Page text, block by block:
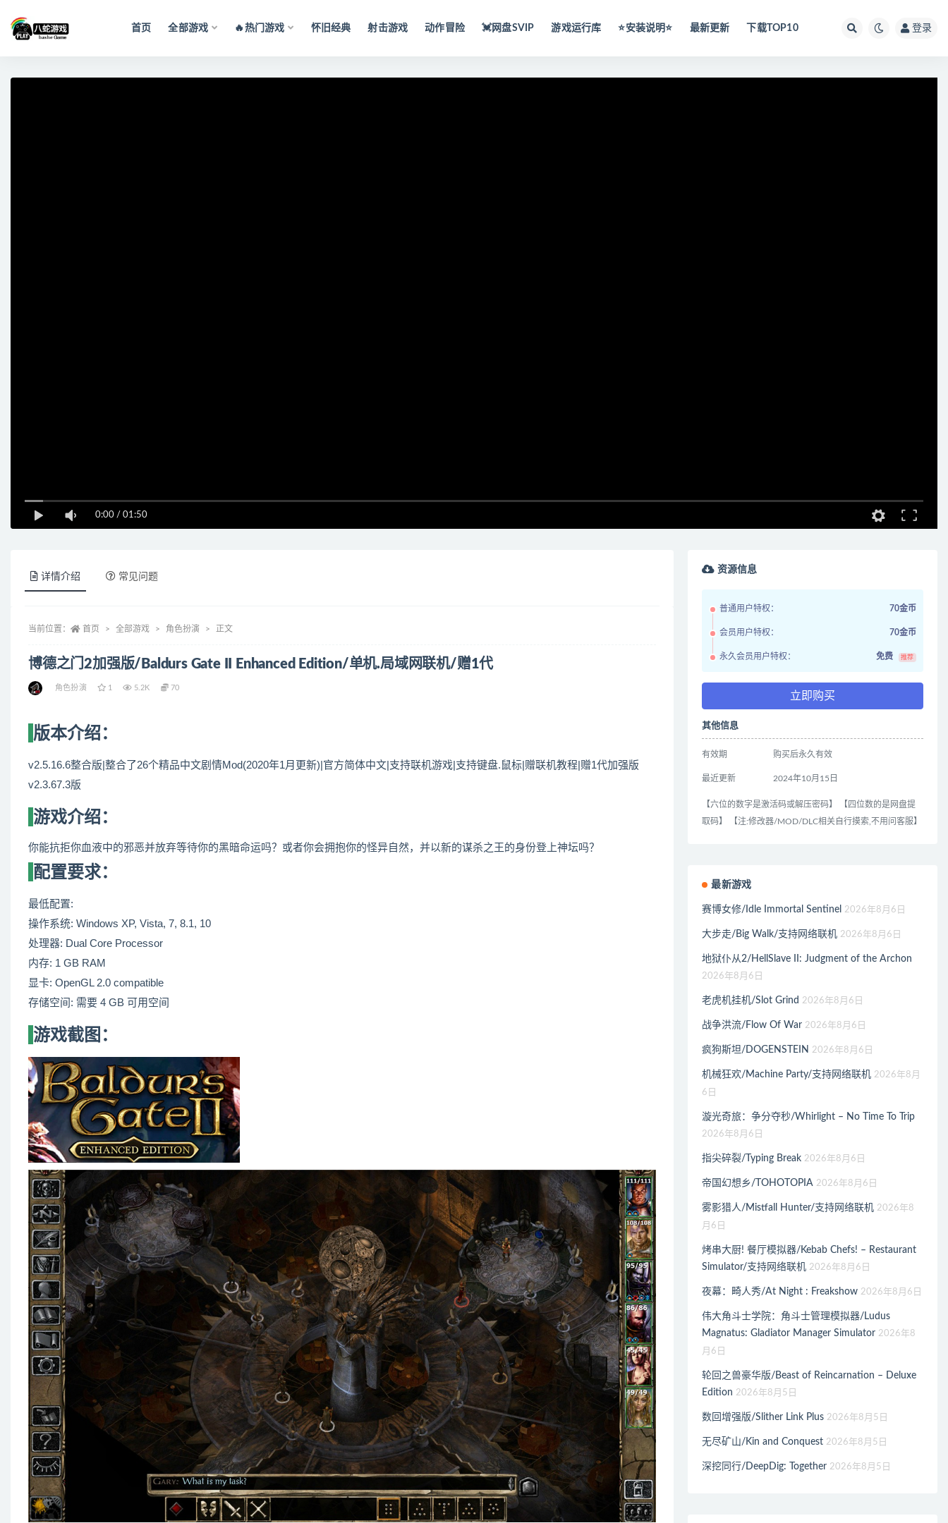
首页 全部游戏 🔥热门游戏 怀旧经典 射击游戏 动作冒险 💓网盘SVIP 游戏运行库 ⭐️安装说明⭐️ 最新更新 下载TOP10 登录
0:00 / 01:50
详情介绍 常见问题
当前位置： 首页 全部游戏 角色扮演 正文
博德之门2加强版/Baldurs Gate II Enhanced Edition/单机.局域网联机/赠1代
角色扮演 1 5.2K 70
版本介绍：
v2.5.16.6整合版|整合了26个精品中文剧情Mod(2020年1月更新)|官方简体中文|支持联机游戏|支持键盘.鼠标|赠联机教程|赠1代加强版
v2.3.67.3版
游戏介绍：
你能抗拒你血液中的邪恶并放弃等待你的黑暗命运吗？或者你会拥抱你的怪异自然，并以新的谋杀之王的身份登上神坛吗？
配置要求：
最低配置:
操作系统: Windows XP, Vista, 7, 8.1, 10
处理器: Dual Core Processor
内存: 1 GB RAM
显卡: OpenGL 2.0 compatible
存储空间: 需要 4 GB 可用空间
游戏截图：
资源信息
普通用户特权： 70金币
会员用户特权： 70金币
永久会员用户特权： 免费 推荐
立即购买
其他信息
有效期 购买后永久有效
最近更新 2024年10月15日
【六位的数字是激活码或解压密码】 【四位数的是网盘提
取码】 【注:修改器/MOD/DLC相关自行摸索,不用问客服】
最新游戏
赛博女修/Idle Immortal Sentinel 2026年8月6日
大步走/Big Walk/支持网络联机 2026年8月6日
地狱仆从2/HellSlave II: Judgment of the Archon
2026年8月6日
老虎机挂机/Slot Grind 2026年8月6日
战争洪流/Flow Of War 2026年8月6日
疯狗斯坦/DOGENSTEIN 2026年8月6日
机械狂欢/Machine Party/支持网络联机 2026年8月
6日
漩光奇旅：争分夺秒/Whirlight – No Time To Trip
2026年8月6日
指尖碎裂/Typing Break 2026年8月6日
帝国幻想乡/TOHOTOPIA 2026年8月6日
雾影猎人/Mistfall Hunter/支持网络联机 2026年8
月6日
烤串大厨! 餐厅模拟器/Kebab Chefs! – Restaurant
Simulator/支持网络联机 2026年8月6日
夜幕：畸人秀/At Night : Freakshow 2026年8月6日
伟大角斗士学院：角斗士管理模拟器/Ludus
Magnatus: Gladiator Manager Simulator 2026年8
月6日
轮回之兽豪华版/Beast of Reincarnation – Deluxe
Edition 2026年8月5日
数回增强版/Slither Link Plus 2026年8月5日
无尽矿山/Kin and Conquest 2026年8月5日
深挖同行/DeepDig: Together 2026年8月5日